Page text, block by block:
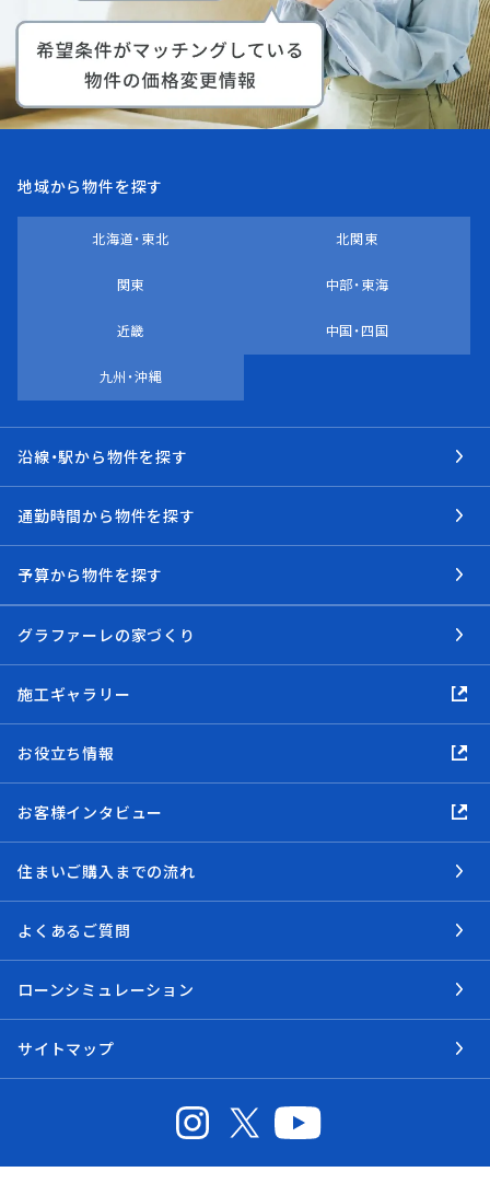
地域から物件を探す
北海道・東北 北関東
関東 中部・東海
近畿 中国・四国
九州・沖縄
沿線・駅から物件を探す
通勤時間から物件を探す
予算から物件を探す
グラファーレの家づくり
施工ギャラリー
お役立ち情報
お客様インタビュー
住まいご購入までの流れ
よくあるご質問
ローンシミュレーション
サイトマップ